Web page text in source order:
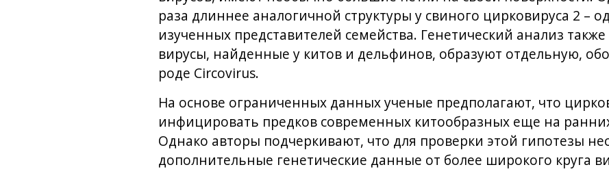
раза длиннее аналогичной структуры у свиного цирковируса 2 –
изученных представителей семейства. Генетический анализ
вирусы, найденные у китов и дельфинов, образуют отдельную,
роде Circovirus.
На основе ограниченных данных ученые предполагают, что
инфицировать предков современных китообразных еще на
Однако авторы подчеркивают, что для проверки этой гипотезы
дополнительные генетические данные от более широкого круга